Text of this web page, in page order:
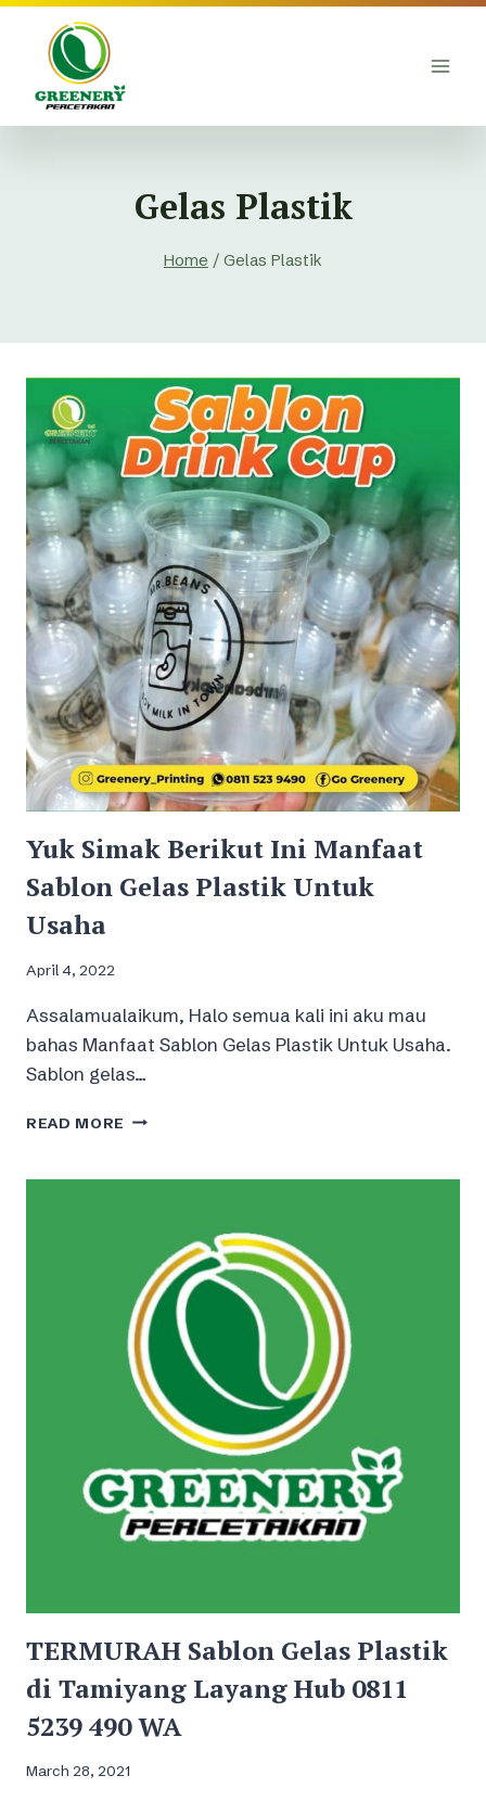
Skip
content
Gelas Plastik
Home / Gelas Plastik
Yuk Simak Berikut Ini Manfaat
Sablon Gelas Plastik Untuk
Usaha
April 4, 2022
Assalamualaikum, Halo semua kali ini aku mau
bahas Manfaat Sablon Gelas Plastik Untuk Usaha.
Sablon gelas…
READ MORE YUK
INI
GELAS
PLASTIK
UNTUK
USAHA
TERMURAH Sablon Gelas Plastik
di Tamiyang Layang Hub 0811
5239 490 WA
March 28, 2021